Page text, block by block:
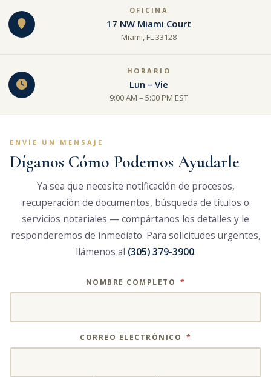
OFICINA
17 NW Miami Court
Miami, FL 33128
HORARIO
Lun – Vie
9:00 AM – 5:00 PM EST
ENVÍE UN MENSAJE
Díganos Cómo Podemos Ayudarle
Ya sea que necesite notificación de procesos,
recuperación de documentos, búsqueda de títulos o
servicios notariales — compártanos los detalles y le
responderemos de inmediato. Para solicitudes urgentes,
llámenos al (305) 379-3900.
NOMBRE COMPLETO *
CORREO ELECTRÓNICO *